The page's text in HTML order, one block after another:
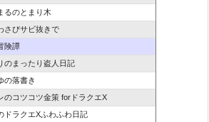
るのとまり木
さびサビ抜きで
険譚
のまったり盗人日記
の落書き
のコツコツ金策 forドラクエX
ドラクエXふわふわ日記